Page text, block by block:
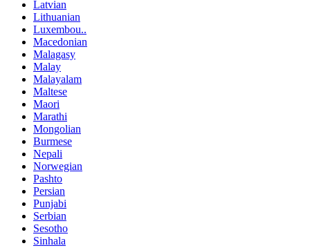
Latvian
Lithuanian
Luxembou..
Macedonian
Malagasy
Malay
Malayalam
Maltese
Maori
Marathi
Mongolian
Burmese
Nepali
Norwegian
Pashto
Persian
Punjabi
Serbian
Sesotho
Sinhala